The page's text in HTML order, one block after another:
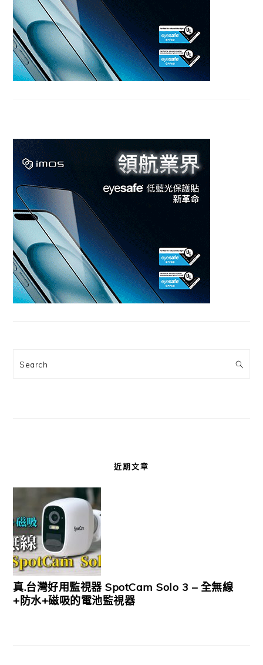
Search
近期文章
真.台灣好用監視器 SpotCam Solo 3 – 全無線
+防水+磁吸的電池監視器